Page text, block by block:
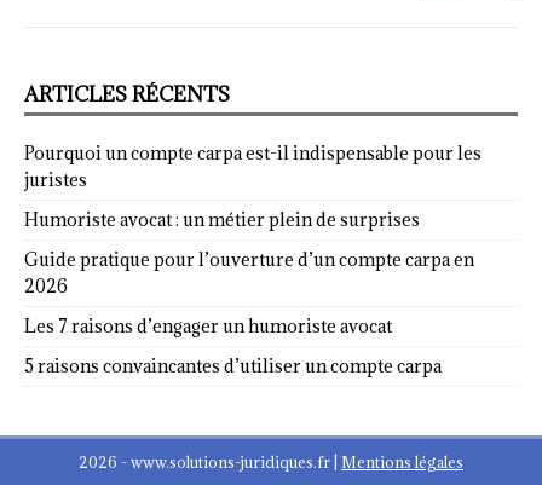
ARTICLES RÉCENTS
Pourquoi un compte carpa est-il indispensable pour les
juristes
Humoriste avocat : un métier plein de surprises
Guide pratique pour l’ouverture d’un compte carpa en
2026
Les 7 raisons d’engager un humoriste avocat
5 raisons convaincantes d’utiliser un compte carpa
2026 - www.solutions-juridiques.fr Mentions légales